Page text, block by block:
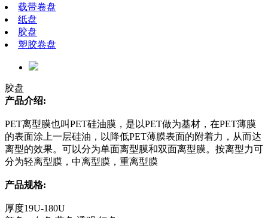
载带卷盘
纸盘
胶盘
塑胶卷盘
胶盘
产品介绍:
PET离型膜也叫PET硅油膜，是以PET做为基材，在PET薄膜
的表面涂上一层硅油，以降低PET薄膜表面的附着力，从而达
离型的效果。可以分为单面离型膜和双面离型膜。按离型力可
分为轻离型膜，中离型膜，重离型膜
产品规格:
厚度19U-180U